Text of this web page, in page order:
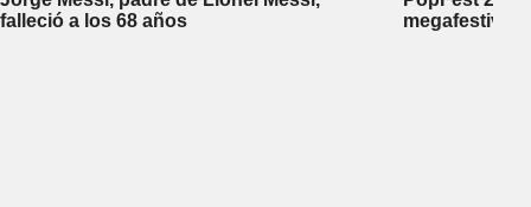
falleció a los 68 años
megafestival